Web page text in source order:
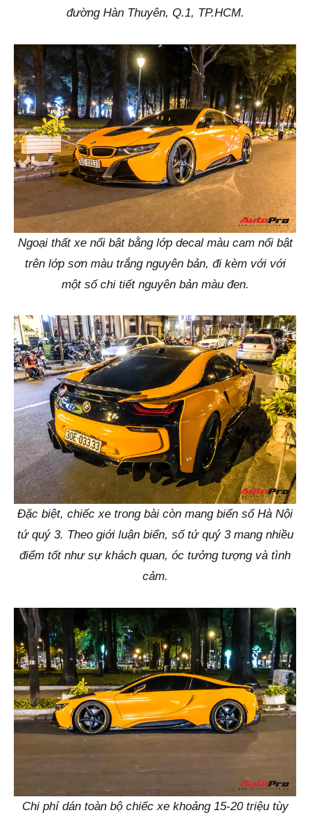
đường Hàn Thuyên, Q.1, TP.HCM.
Ngoại thất xe nổi bật bằng lớp decal màu cam nổi bật
trên lớp sơn màu trắng nguyên bản, đi kèm với với
một số chi tiết nguyên bản màu đen.
Đặc biệt, chiếc xe trong bài còn mang biển số Hà Nội
tứ quý 3. Theo giới luận biển, số tứ quý 3 mang nhiều
điểm tốt như sự khách quan, óc tưởng tượng và tình
cảm.
Chi phí dán toàn bộ chiếc xe khoảng 15-20 triệu tùy